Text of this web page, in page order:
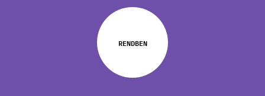
pedig az új, szomszédos erőmű léte, azonban ezek egyike sem
zavarja meg a múzeum hangulatát és táji környezetét. A mély
csodálat, amit Dejan Todorović Ivanka Raspopović és Ivan
Antić munkája iránt mutatott, döntő volt a végeredményre
nézve. Az eredeti építészet szépsége érintetlen maradt.
RENDBEN